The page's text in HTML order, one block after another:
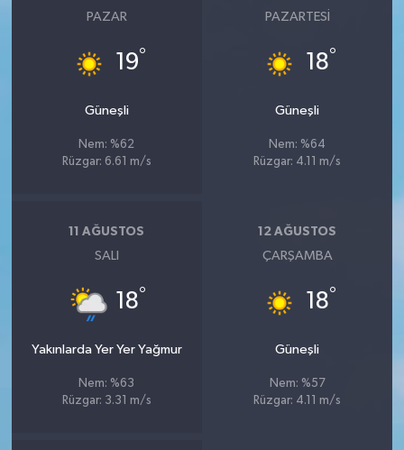
PAZAR
19°
Güneşli
Nem: %62
Rüzgar: 6.61 m/s
PAZARTESI
18°
Güneşli
Nem: %64
Rüzgar: 4.11 m/s
11 AĞUSTOS
SALI
18°
Yakınlarda Yer Yer Yağmur
Nem: %63
Rüzgar: 3.31 m/s
12 AĞUSTOS
ÇARŞAMBA
18°
Güneşli
Nem: %57
Rüzgar: 4.11 m/s